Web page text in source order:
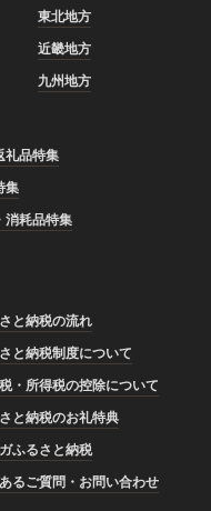
東北地方
近畿地方
九州地方
礼品特集
集
消耗品特集
と納税の流れ
と納税制度について
・所得税の控除について
と納税のお礼特典
ふるさと納税
るご質問・お問い合わせ